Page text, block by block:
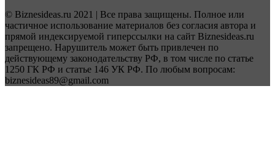
© Biznesideas.ru 2021 | Все права защищены. Полное или
частичное использование материалов без согласия автора и
прямой индексируемой гиперссылки на сайт Biznesideas.ru
запрещено. Нарушитель может быть привлечен по
действующему законодательству РФ, в том числе по статье
1250 ГК РФ и статье 146 УК РФ. По любым вопросам:
biznesideas89@gmail.com